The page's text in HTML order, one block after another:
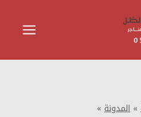
»المدونة»